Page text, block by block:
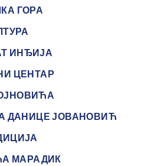
ГОРА
ИНЂИЈА
ЦЕНТАР
ДАНИЦЕ ЈОВАНОВИЋ
МАРАДИК